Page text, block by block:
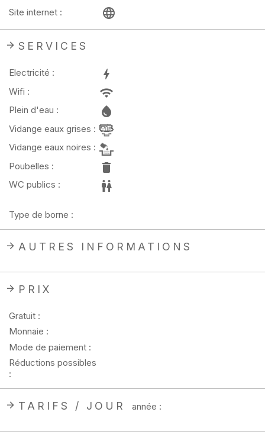
Site internet :
SERVICES
Electricité :
Wifi :
Plein d'eau :
Vidange eaux grises :
Vidange eaux noires :
Poubelles :
WC publics :
Type de borne :
AUTRES INFORMATIONS
PRIX
Gratuit :
Monnaie :
Mode de paiement :
Réductions possibles
:
TARIFS / JOUR année :